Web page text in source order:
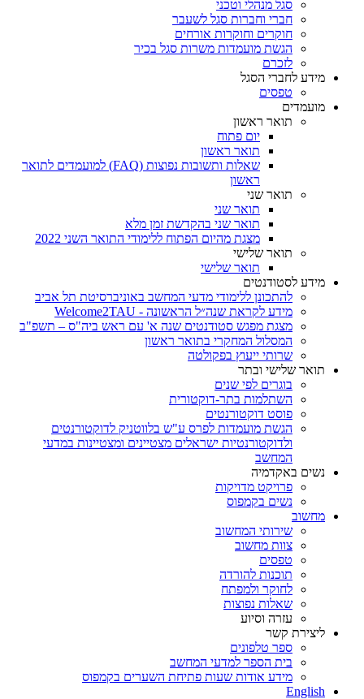
סגל מנהלי וטכני
חברי וחברות סגל לשעבר
חוקרים וחוקרות אורחים
הגשת מועמדות משרות סגל בכיר
לזכרם
מידע לחברי הסגל
טפסים
מועמדים
תואר ראשון
יום פתוח
תואר ראשון
שאלות ותשובות נפוצות (FAQ) למועמדים לתואר
ראשון
תואר שני
תואר שני
תואר שני בהקדשת זמן מלא
מצגת מהיום הפתוח ללימודי התואר השני 2022
תואר שלישי
תואר שלישי
מידע לסטודנטים
להתכונן ללימודי מדעי המחשב באוניברסיטת תל אביב
מידע לקראת שנה״ל הראשונה - Welcome2TAU
מצגת מפגש סטודנטים שנה א' עם ראש ביה"ס – תשפ"ב
המסלול המחקרי בתואר ראשון
שרותי ייעוץ בפקולטה
תואר שלישי ובתר
בוגרים לפי שנים
השתלמות בתר-דוקטורית
פוסט דוקטורנטים
הגשת מועמדות לפרס ע"ש בלווטניק לדוקטורנטים
ולדוקטורנטיות ישראלים מצטיינים ומצטיינות במדעי
המחשב
נשים באקדמיה
פרויקט מדויקות
נשים בקמפוס
מחשוב
שירותי המחשוב
צוות מחשוב
טפסים
תוכנות להורדה
לחוקר ולמפתח
שאלות נפוצות
עזרה וסיוע
ליצירת קשר
ספר טלפונים
בית הספר למדעי המחשב
מידע אודות שעות פתיחת השערים בקמפוס
English